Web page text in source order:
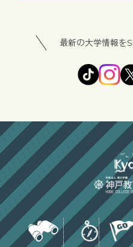
最新の大学情報を